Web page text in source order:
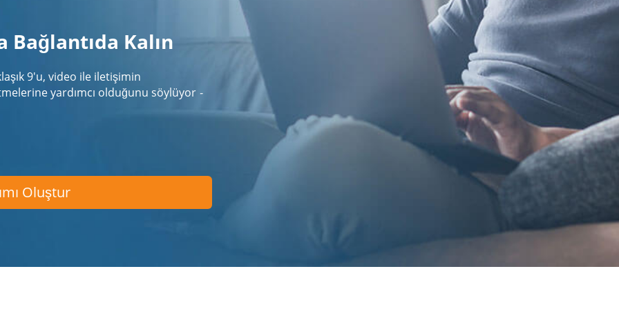
Bağlantıda Kalın
9'u, video ile iletişimin
yardımcı olduğunu söylüyor -
Oluştur